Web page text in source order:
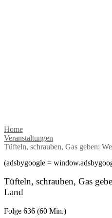
Home
Veranstaltungen
Tüfteln, schrauben, Gas geben:
(adsbygoogle =
Tüfteln, schrauben, Gas
Land
Folge 636 (60 Min.)